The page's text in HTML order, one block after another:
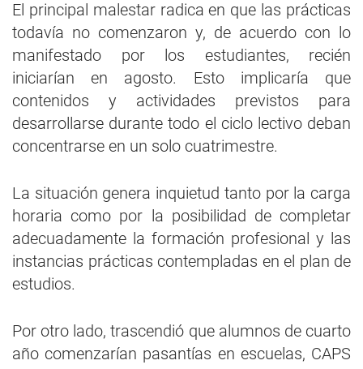
El principal malestar radica en que las prácticas
todavía no comenzaron y, de acuerdo con lo
manifestado por los estudiantes, recién
iniciarían en agosto. Esto implicaría que
contenidos y actividades previstos para
desarrollarse durante todo el ciclo lectivo deban
concentrarse en un solo cuatrimestre.
La situación genera inquietud tanto por la carga
horaria como por la posibilidad de completar
adecuadamente la formación profesional y las
instancias prácticas contempladas en el plan de
estudios.
Por otro lado, trascendió que alumnos de cuarto
año comenzarían pasantías en escuelas, CAPS